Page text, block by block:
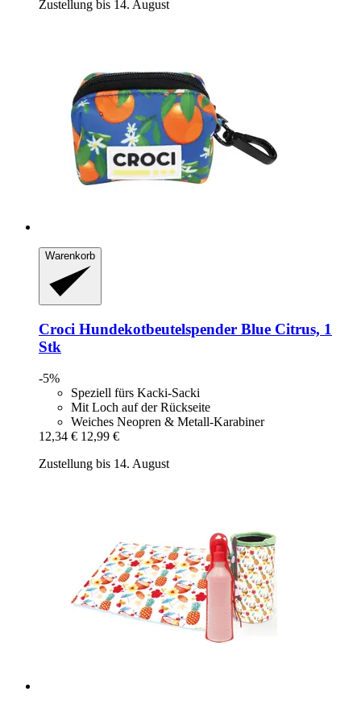
Zustellung bis 14. August
Warenkorb
Croci Hundekotbeutelspender Blue Citrus, 1
Stk
-5%
Speziell fürs Kacki-Sacki
Mit Loch auf der Rückseite
Weiches Neopren & Metall-Karabiner
12,34 € 12,99 €
Zustellung bis 14. August